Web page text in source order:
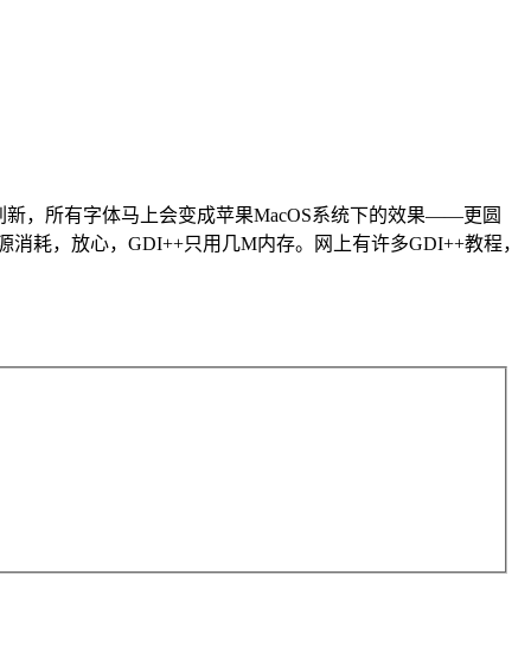
新，所有字体马上会变成苹果MacOS系统下的效果——更圆
耗，放心，GDI++只用几M内存。网上有许多GDI++教程，